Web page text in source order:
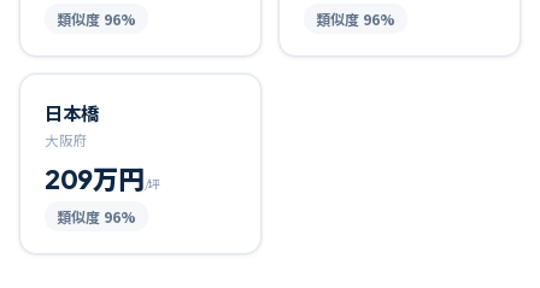
類似度 96% 類似度 96%
日本橋
大阪府
209万円/坪
類似度 96%